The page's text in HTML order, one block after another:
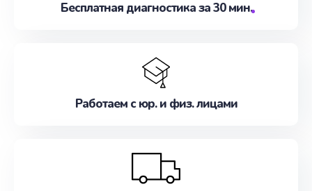
Бесплатная диагностика за 30 мин.
Работаем с юр. и физ. лицами